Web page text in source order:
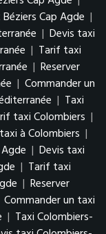
Cap Agde |
| Devis taxi
| Tarif taxi
| Reserver
| Commander un
| Taxi
taxi Colombiers |
à Colombiers |
| Devis taxi
| Tarif taxi
| Reserver
Commander un taxi
| Taxi Colombiers-